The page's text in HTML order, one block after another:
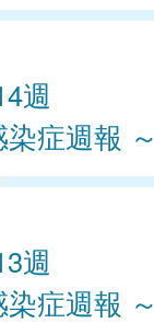
週
症週報 ～
週
症週報 ～